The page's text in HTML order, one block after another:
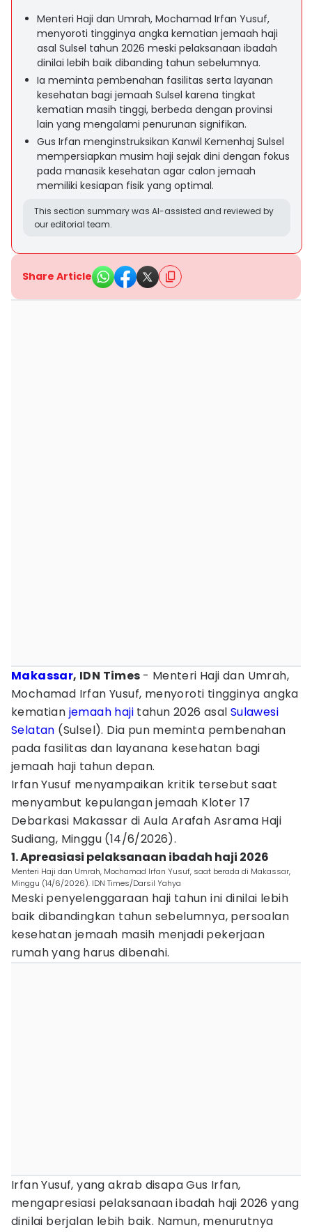
Menteri Haji dan Umrah, Mochamad Irfan Yusuf,
menyoroti tingginya angka kematian jemaah haji
asal Sulsel tahun 2026 meski pelaksanaan ibadah
dinilai lebih baik dibanding tahun sebelumnya.
Ia meminta pembenahan fasilitas serta layanan
kesehatan bagi jemaah Sulsel karena tingkat
kematian masih tinggi, berbeda dengan provinsi
lain yang mengalami penurunan signifikan.
Gus Irfan menginstruksikan Kanwil Kemenhaj Sulsel
mempersiapkan musim haji sejak dini dengan fokus
pada manasik kesehatan agar calon jemaah
memiliki kesiapan fisik yang optimal.
This section summary was AI-assisted and reviewed by
our editorial team.
Share Article
Makassar, IDN Times - Menteri Haji dan Umrah,
Mochamad Irfan Yusuf, menyoroti tingginya angka
kematian jemaah haji tahun 2026 asal Sulawesi
Selatan (Sulsel). Dia pun meminta pembenahan
pada fasilitas dan layanana kesehatan bagi
jemaah haji tahun depan.
Irfan Yusuf menyampaikan kritik tersebut saat
menyambut kepulangan jemaah Kloter 17
Debarkasi Makassar di Aula Arafah Asrama Haji
Sudiang, Minggu (14/6/2026).
1. Apreasiasi pelaksanaan ibadah haji 2026
Menteri Haji dan Umrah, Mochamad Irfan Yusuf, saat berada di Makassar,
Minggu (14/6/2026). IDN Times/Darsil Yahya
Meski penyelenggaraan haji tahun ini dinilai lebih
baik dibandingkan tahun sebelumnya, persoalan
kesehatan jemaah masih menjadi pekerjaan
rumah yang harus dibenahi.
Irfan Yusuf, yang akrab disapa Gus Irfan,
mengapresiasi pelaksanaan ibadah haji 2026 yang
dinilai berjalan lebih baik. Namun, menurutnya